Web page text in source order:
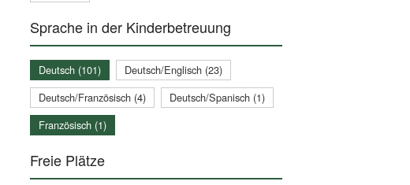
Sprache in der Kinderbetreuung
Deutsch (101)
Deutsch/Englisch (23)
Deutsch/Französisch (4)
Deutsch/Spanisch (1)
Französisch (1)
Freie Plätze